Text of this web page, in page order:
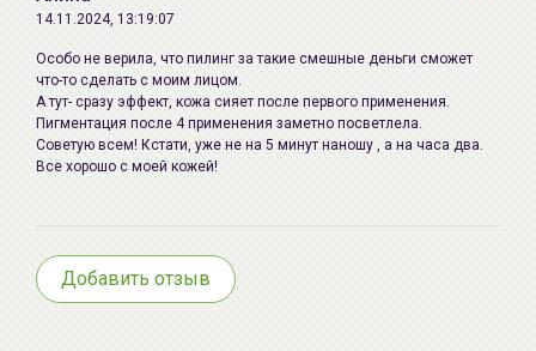
14.11.2024, 13:19:07
Особо не верила, что пилинг за такие смешные деньги сможет
что-то сделать с моим лицом.
А тут- сразу эффект, кожа сияет после первого применения.
Пигментация после 4 применения заметно посветлела.
Советую всем! Кстати, уже не на 5 минут наношу , а на часа два.
Все хорошо с моей кожей!
Добавить отзыв